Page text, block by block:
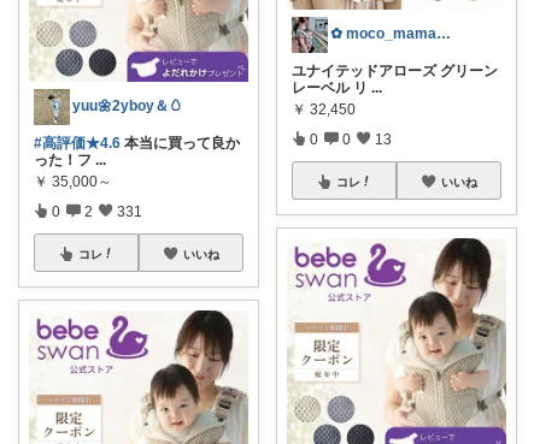
yuu🌼2yboy＆🥚
#高評価★4.6 本当に買って良か
った！フ ...
￥ 35,000～
0 2 331
コレ いいね
✿ moco_mama_life ✿
ユナイテッドアローズ グリーン
レーベル リ ...
￥ 32,450
0 0 13
コレ いいね